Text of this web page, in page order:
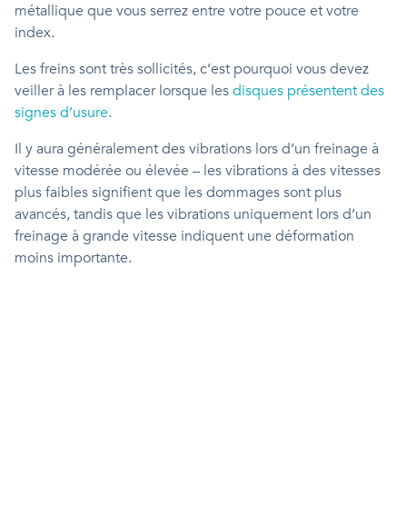
métallique que vous serrez entre votre pouce et votre
index.
Les freins sont très sollicités, c’est pourquoi vous devez
veiller à les remplacer lorsque lesdisques présentent des
signes d’usure.
Il y aura généralement des vibrations lors d’un freinage à
vitesse modérée ou élevée – les vibrations à des vitesses
plus faibles signifient que les dommages sont plus
avancés, tandis que les vibrations uniquement lors d’un
freinage à grande vitesse indiquent une déformation
moins importante.